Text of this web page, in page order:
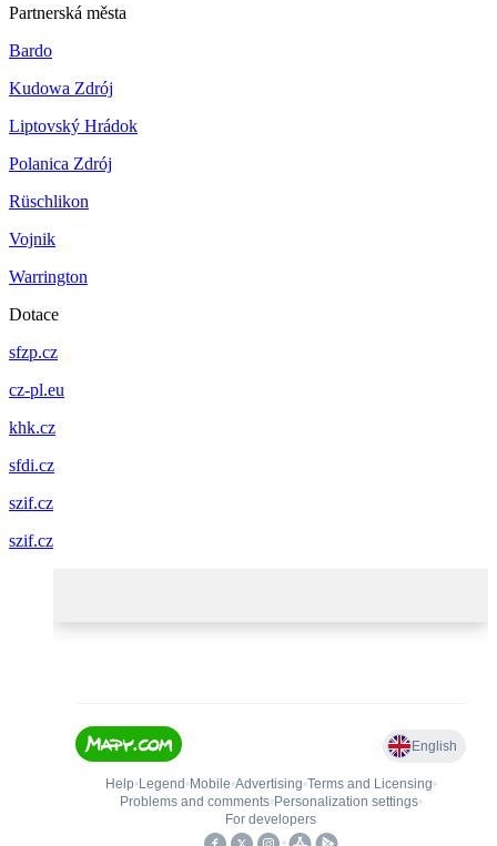
Partnerská města
Bardo
Kudowa Zdrój
Liptovský Hrádok
Polanica Zdrój
Rüschlikon
Vojnik
Warrington
Dotace
sfzp.cz
cz-pl.eu
khk.cz
sfdi.cz
szif.cz
szif.cz